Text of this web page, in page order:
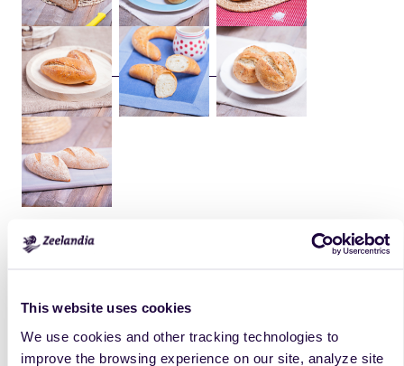
This website uses cookies
We use cookies and other tracking technologies to
improve the browsing experience on our site, analyze site
Selský chléb Karlovarský rohlík Osuch
Bosňák Bletrovaný loupák Caletka
Sladké výrobky: